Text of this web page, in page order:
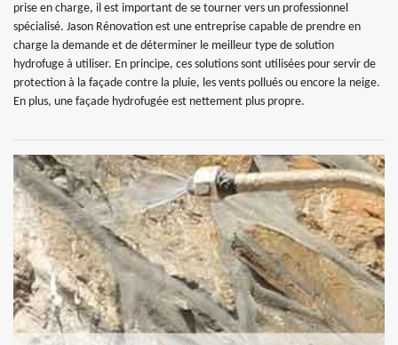
prise en charge, il est important de se tourner vers un professionnel
spécialisé. Jason Rénovation est une entreprise capable de prendre en
charge la demande et de déterminer le meilleur type de solution
hydrofuge à utiliser. En principe, ces solutions sont utilisées pour servir de
protection à la façade contre la pluie, les vents pollués ou encore la neige.
En plus, une façade hydrofugée est nettement plus propre.